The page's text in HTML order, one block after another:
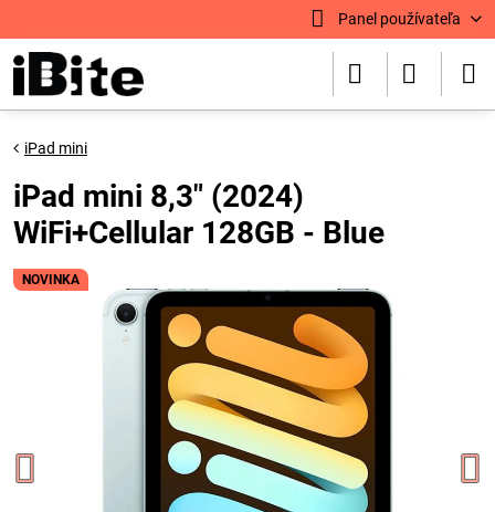
Panel používateľa
NOVINKA
iPad mini
iPad mini 8,3" (2024)
WiFi+Cellular 128GB - Blue